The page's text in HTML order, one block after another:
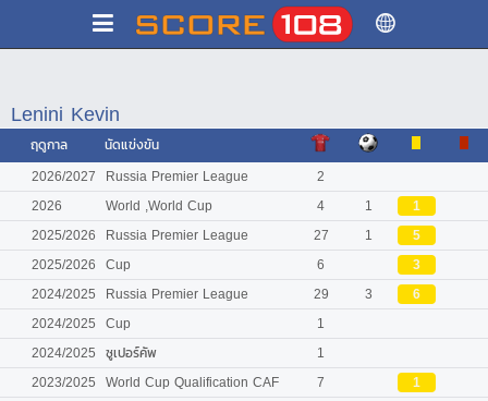
Lenini Kevin
ฤดูกาล
นัดแข่งขัน
2026/2027
Russia Premier League
2
2026
World ,World Cup 4 1
1
2025/2026
Russia Premier League 27 1
5
2025/2026 Cup 6
3
2024/2025
Russia Premier League 29 3
6
2024/2025 Cup
1
2024/2025 ซูเปอร์คัพ
1
2023/2025 World Cup Qualification CAF 7
1